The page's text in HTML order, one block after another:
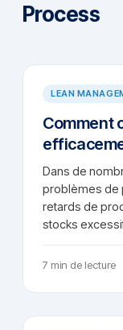
Process
LEAN
Comment
Dans de
problèmes de
retards de
stocks
7 min de lecture